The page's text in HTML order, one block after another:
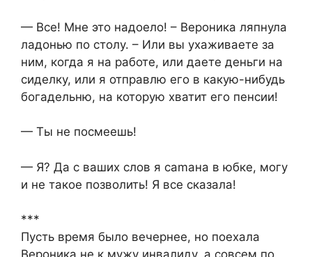
— Все! Мне это надоело! – Вероника ляпнула
ладонью по столу. – Или вы ухаживаете за
ним, когда я на работе, или даете деньги на
сиделку, или я отправлю его в какую-нибудь
богадельню, на которую хватит его пенсии!
— Ты не посмеешь!
— Я? Да с ваших слов я саmана в юбке, могу
и не такое позволить! Я все сказала!
***
Пусть время было вечернее, но поехала